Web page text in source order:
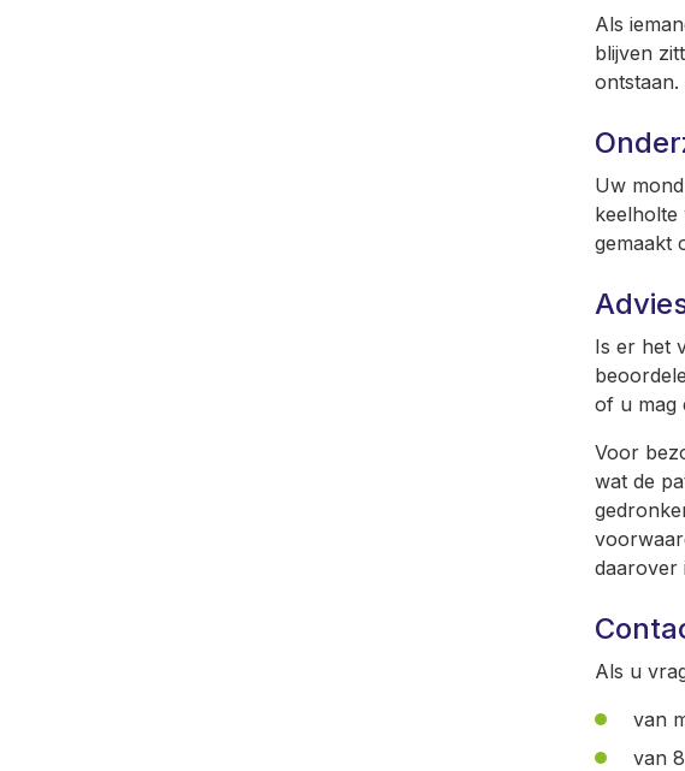
Als
blijven
ontstaan.
Uw
gemaakt
Is er het
of u mag
Voor
wat de
daarover
Als u
van
van